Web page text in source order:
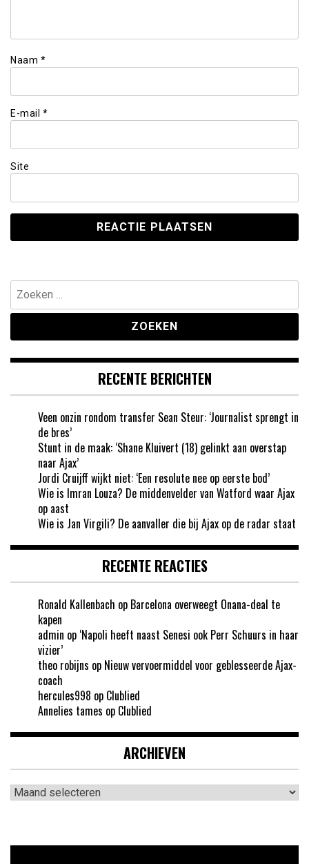
Naam *
E-mail *
Site
Zoeken
naar:
RECENTE BERICHTEN
Veen onzin rondom transfer Sean Steur: ‘Journalist sprengt in
de bres’
Stunt in de maak: ‘Shane Kluivert (18) gelinkt aan overstap
naar Ajax’
Jordi Cruijff wijkt niet: ‘Een resolute nee op eerste bod’
Wie is Imran Louza? De middenvelder van Watford waar Ajax
op aast
Wie is Jan Virgili? De aanvaller die bij Ajax op de radar staat
RECENTE REACTIES
Ronald Kallenbach op Barcelona overweegt Onana-deal te
kapen
admin op ‘Napoli heeft naast Senesi ook Perr Schuurs in haar
vizier’
theo robijns op Nieuw vervoermiddel voor geblesseerde Ajax-
coach
hercules998 op Clublied
Annelies tames op Clublied
ARCHIEVEN
Archieven